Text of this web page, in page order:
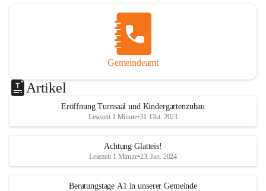
Gemeindeamt
Artikel
Eröffnung Turnsaal und Kindergartenzubau
Lesezeit 1 Minute•31. Okt. 2023
Achtung Glatteis!
Lesezeit 1 Minute•23. Jan. 2024
Beratungstage A1 in unserer Gemeinde